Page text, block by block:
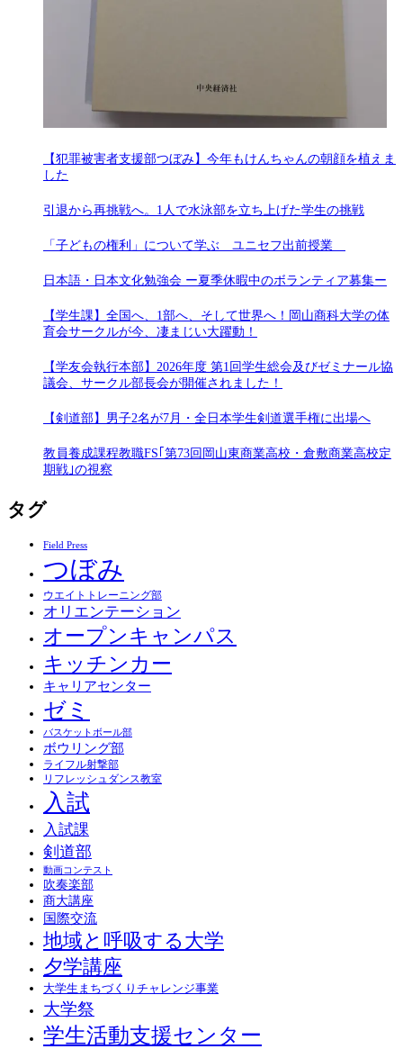
【犯罪被害者支援部つぼみ】今年もけんちゃんの朝顔を植えま
した
引退から再挑戦へ。1人で水泳部を立ち上げた学生の挑戦
「子どもの権利」について学ぶ ユニセフ出前授業
日本語・日本文化勉強会 ー夏季休暇中のボランティア募集ー
【学生課】全国へ、1部へ、そして世界へ！岡山商科大学の体
育会サークルが今、凄まじい大躍動！
【学友会執行本部】2026年度 第1回学生総会及びゼミナール協
議会、サークル部長会が開催されました！
【剣道部】男子2名が7月・全日本学生剣道選手権に出場へ
教員養成課程教職FS｢第73回岡山東商業高校・倉敷商業高校定
期戦｣の視察
タグ
Field Press
つぼみ
ウエイトトレーニング部
オリエンテーション
オープンキャンパス
キッチンカー
キャリアセンター
ゼミ
バスケットボール部
ボウリング部
ライフル射撃部
リフレッシュダンス教室
入試
入試課
剣道部
動画コンテスト
吹奏楽部
商大講座
国際交流
地域と呼吸する大学
夕学講座
大学生まちづくりチャレンジ事業
大学祭
学生活動支援センター